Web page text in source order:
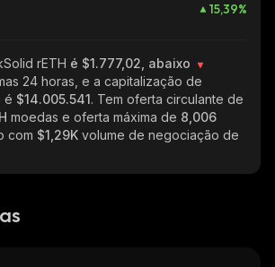
15,39%
rETH é $1.777,02, abaixo
24 horas, e a capitalização de
é $14.005.541. Tem oferta circulante de
moedas e oferta máxima de 8,006
com $1,29K volume de negociação de